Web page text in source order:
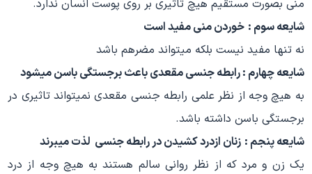
منی بصورت مستقیم هیچ تاثیری بر روی پوست انسان ندارد.
شایعه سوم : خوردن منی مفید است
نه تنها مفید نیست بلکه میتواند مضرهم باشد
شایعه چهارم : رابطه جنسی مقعدی باعث برجستگی باسن میشود
به هیچ وجه از نظر علمی رابطه جنسی مقعدی نمیتواند تاثیری در
برجستگی باسن داشته باشد.
شایعه پنجم : زنان ازدرد کشیدن در رابطه جنسی لذت میبرند
یک زن و مرد که از نظر روانی سالم هستند به هیچ وجه از درد